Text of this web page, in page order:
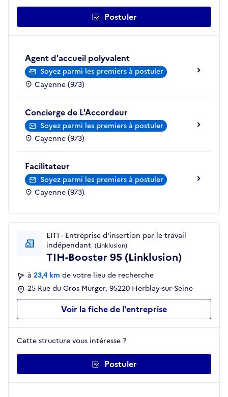
Postuler
Agent d'accueil polyvalent
Soyez parmi les premiers à postuler
Cayenne (973)
Concierge de L'Accordeur
Soyez parmi les premiers à postuler
Cayenne (973)
Facilitateur
Soyez parmi les premiers à postuler
Cayenne (973)
EITI - Entreprise d'insertion par le travail
indépendant (Linklusion)
TIH-Booster 95 (Linklusion)
à 23,4 km de votre lieu de recherche
25 Rue du Gros Murger, 95220 Herblay-sur-Seine
Voir la fiche de l'entreprise
Cette structure vous intéresse ?
Postuler